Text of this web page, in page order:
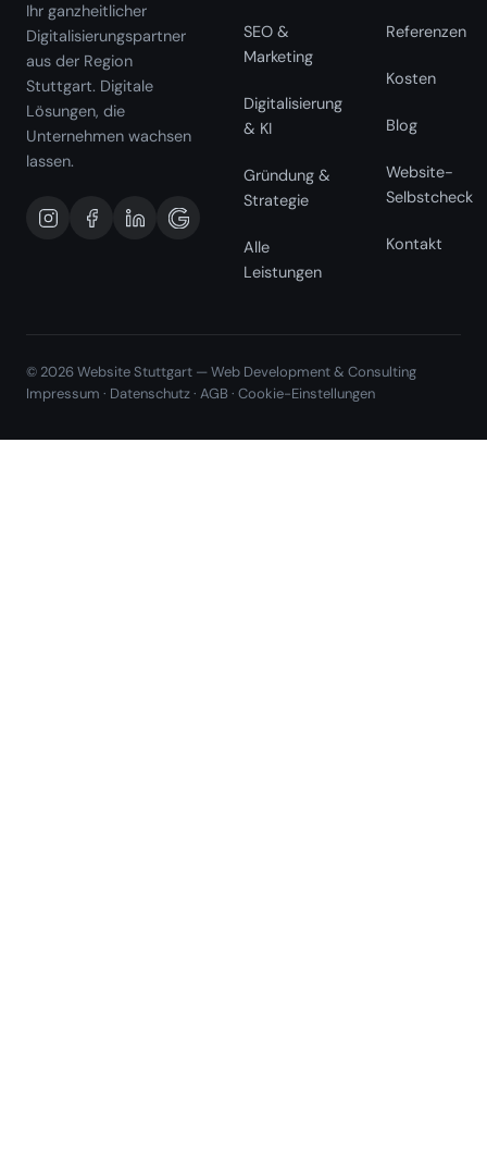
Ihr ganzheitlicher
Digitalisierungspartner
aus der Region
Stuttgart. Digitale
Lösungen, die
Unternehmen wachsen
lassen.
SEO &
Marketing
Digitalisierung
& KI
Gründung &
Strategie
Alle
Leistungen
Referenzen
Kosten
Blog
Website-
Selbstcheck
Kontakt
© 2026 Website Stuttgart — Web Development & Consulting
Impressum · Datenschutz· AGB · Cookie-Einstellungen